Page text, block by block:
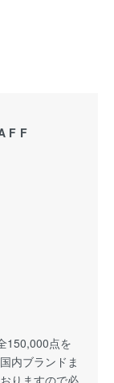
150,000点を
内ブランドま
りますので必